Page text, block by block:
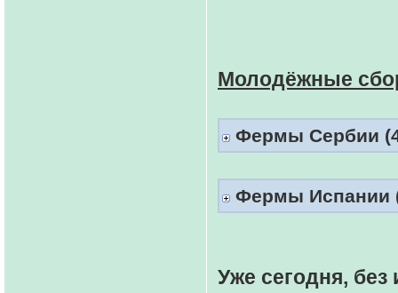
Молодёжные
Фермы Сербии
Фермы Испании
Уже сегодня,